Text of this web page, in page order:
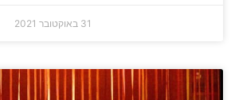
31 באוקטובר 2021